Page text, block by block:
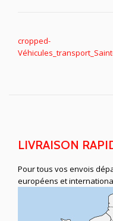
cropped-
LIVRAISON
Pour tous vos envois
européens et